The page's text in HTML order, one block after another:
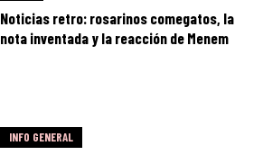
Noticias retro: rosarinos comegatos, la
nota inventada y la reacción de Menem
INFO GENERAL